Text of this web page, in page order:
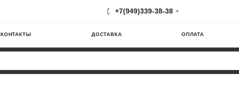
+7(949)339-38-38
КОНТАКТЫ ДОСТАВКА ОПЛАТА